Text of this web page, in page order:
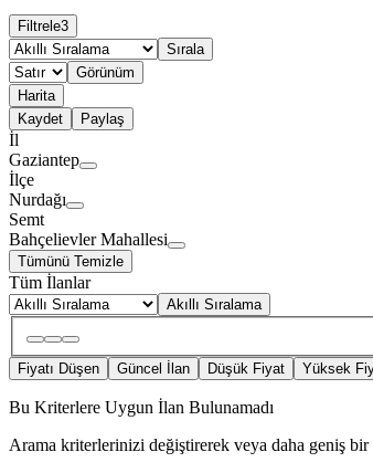
Filtrele3
Sırala
Görünüm
Harita
Kaydet
Paylaş
İl
Gaziantep
İlçe
Nurdağı
Semt
Bahçelievler Mahallesi
Tümünü Temizle
Tüm İlanlar
Akıllı Sıralama
Fiyatı Düşen Güncel İlan Düşük Fiyat Yüksek
Bu Kriterlere Uygun İlan Bulunamadı
Arama kriterlerinizi değiştirerek veya daha geniş